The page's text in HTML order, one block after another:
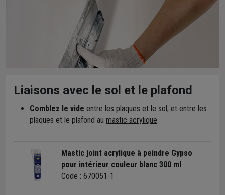
Liaisons avec le sol et le plafond
Comblez le vide entre les plaques et le sol, et entre les
plaques et le plafond au mastic acrylique.
Mastic joint acrylique à peindre Gypso
pour intérieur couleur blanc 300 ml
Code : 670051-1